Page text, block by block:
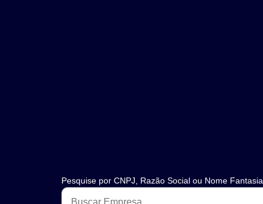
Pesquise por CNPJ, Razão Social ou Nome Fantasia.